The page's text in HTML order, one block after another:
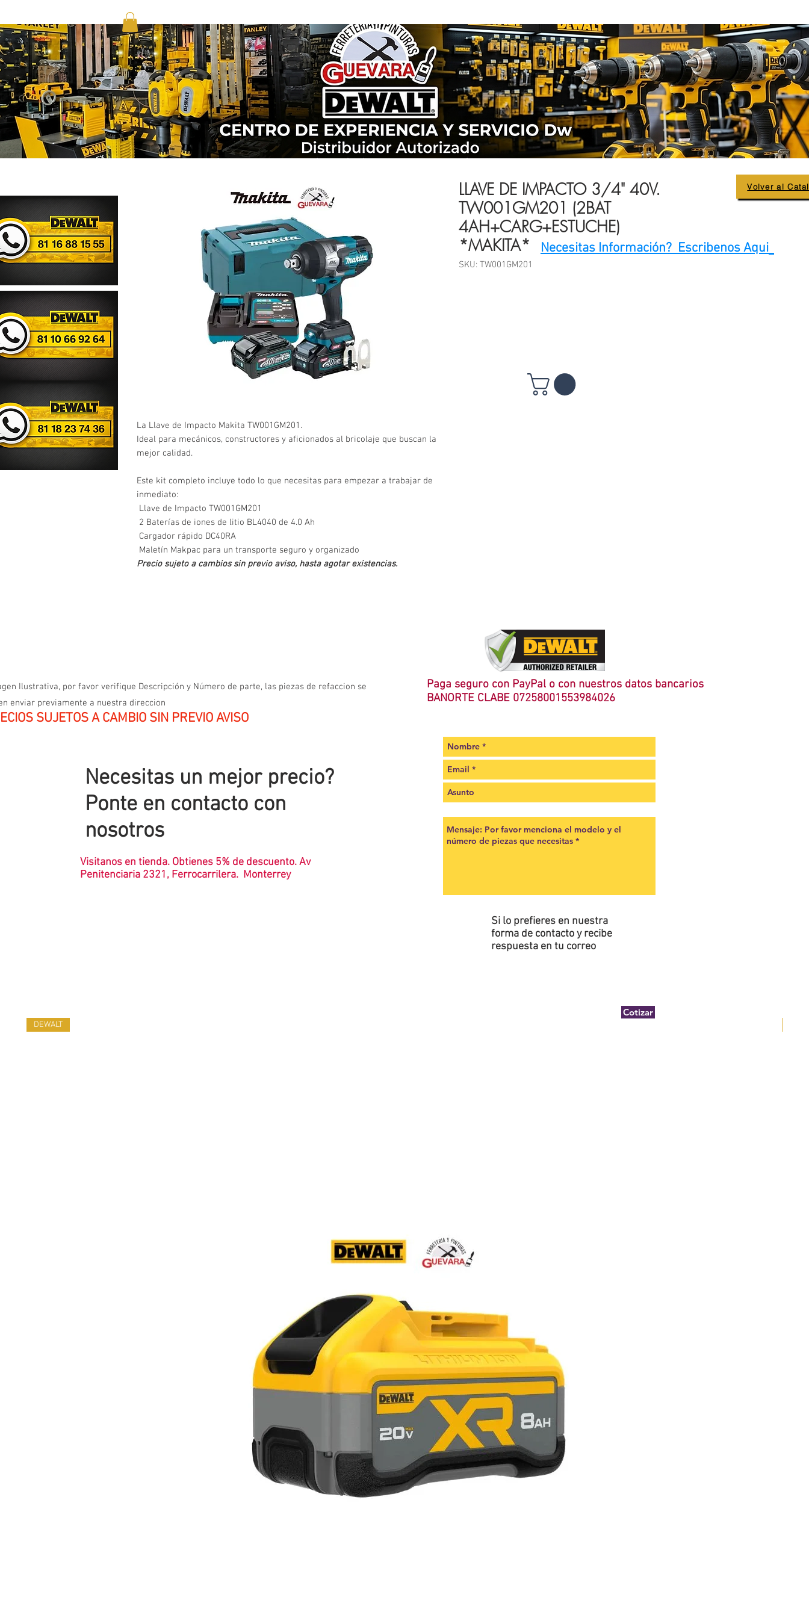
La Llave de Impacto Makita TW001GM201.
Ideal para mecánicos, constructores y aficionados al bricolaje que buscan la
mejor calidad.
Este kit completo incluye todo lo que necesitas para empezar a trabajar de
inmediato:
Llave de Impacto TW001GM201
2 Baterías de iones de litio BL4040 de 4.0 Ah
Cargador rápido DC40RA
Maletín Makpac para un transporte seguro y organizado
Precio sujeto a cambios sin previo aviso, hasta agotar existencias.
LLAVE DE IMPACTO 3/4" 40V.
TW001GM201 (2BAT
4AH+CARG+ESTUCHE)
*MAKITA*
SKU: TW001GM201
Volver al
Necesitas Información? Escribenos Aqui
Ilustrativa, por favor verifique Descripción y Número de parte, las piezas de refaccion se
enviar previamente a nuestra direccion
SUJETOS A CAMBIO SIN PREVIO AVISO
Paga seguro con PayPal o con nuestros datos bancarios
BANORTE CLABE 07258001553984026
Necesitas un mejor precio?
Ponte en contacto con
nosotros
Visitanos en tienda. Obtienes 5% de descuento. Av
Penitenciaria 2321, Ferrocarrilera. Monterrey
Si lo prefieres en nuestra
forma de contacto y recibe
respuesta en tu correo
Cotizar
DEWALT